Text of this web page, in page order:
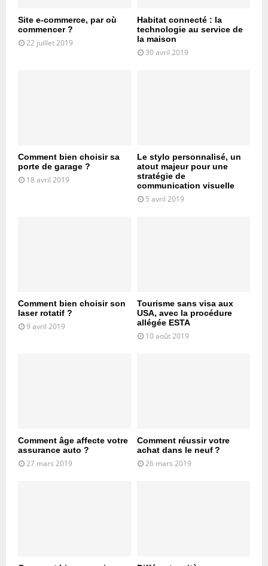
Site e-commerce, par où
commencer ?
22 juillet 2019
Habitat connecté : la
technologie au service de
la maison
30 avril 2019
Comment bien choisir sa
porte de garage ?
18 avril 2019
Le stylo personnalisé, un
atout majeur pour une
stratégie de
communication visuelle
5 avril 2019
Comment bien choisir son
laser rotatif ?
9 avril 2019
Tourisme sans visa aux
USA, avec la procédure
allégée ESTA
10 août 2019
Comment âge affecte votre
assurance auto ?
27 mars 2019
Comment réussir votre
achat dans le neuf ?
26 mars 2019